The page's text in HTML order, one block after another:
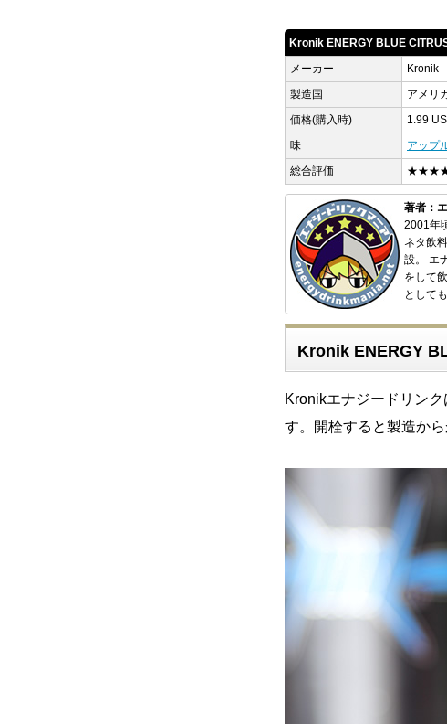
Kronik ENERGY BLUE
メーカー
Kronik
製造国
アメリ
価格(購入時)
1.99
味
アップ
総合評価
著者：
2001年
ネタ飲
設。 エ
をして
として
Kronik ENERGY
Kronikエナジードリン
す。開栓すると製造か